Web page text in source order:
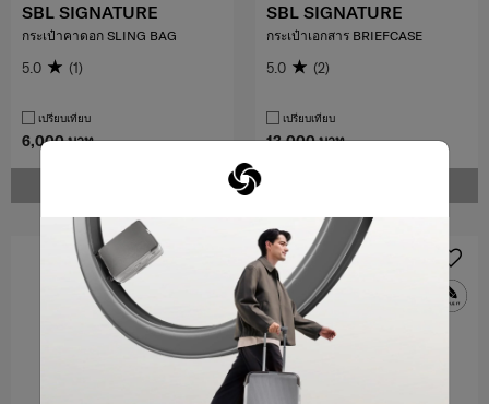
6,000 บาท
SBL SIGNATURE
กระเป๋าคาดอก SLING BAG
5.0 (1)
เปรียบเทียบ
13,000 บาท
SBL SIGNATURE
กระเป๋าเอกสาร BRIEFCASE
5.0 (2)
เปรียบเทียบ